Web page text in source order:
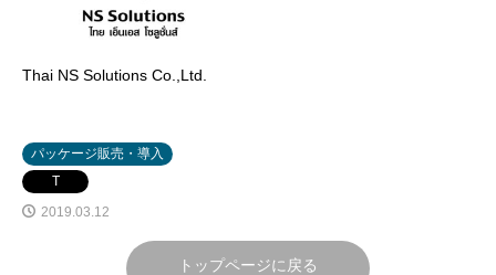
Thai NS Solutions Co.,Ltd.
パッケージ販売・導入
T
2019.03.12
トップページに戻る